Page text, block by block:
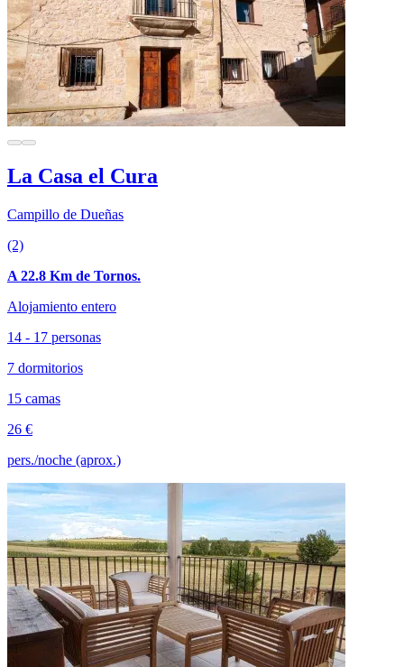
La Casa el Cura
Campillo de Dueñas
(2)
A 22.8 Km de Tornos.
Alojamiento entero
14 - 17 personas
7 dormitorios
15 camas
26 €
pers./noche (aprox.)